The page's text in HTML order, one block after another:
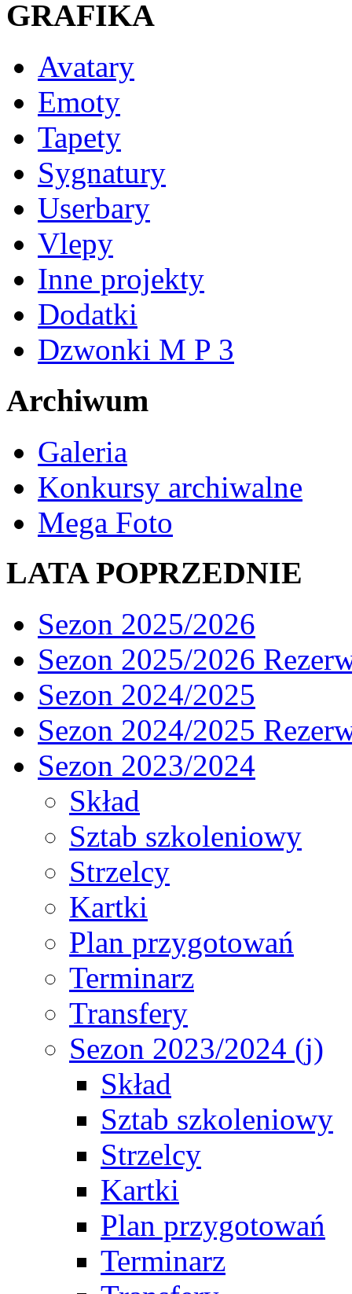
GRAFIKA
Avatary
Emoty
Tapety
Sygnatury
Userbary
Vlepy
Inne projekty
Dodatki
Dzwonki M P 3
Archiwum
Galeria
Konkursy archiwalne
Mega Foto
LATA POPRZEDNIE
Sezon 2025/2026
Sezon 2025/2026
Sezon 2024/2025
Sezon 2024/2025
Sezon 2023/2024
Skład
Sztab szkoleniowy
Strzelcy
Kartki
Plan przygotowań
Terminarz
Transfery
Sezon 2023/2024 (j)
Skład
Sztab szkoleniowy
Strzelcy
Kartki
Plan przygotowań
Terminarz